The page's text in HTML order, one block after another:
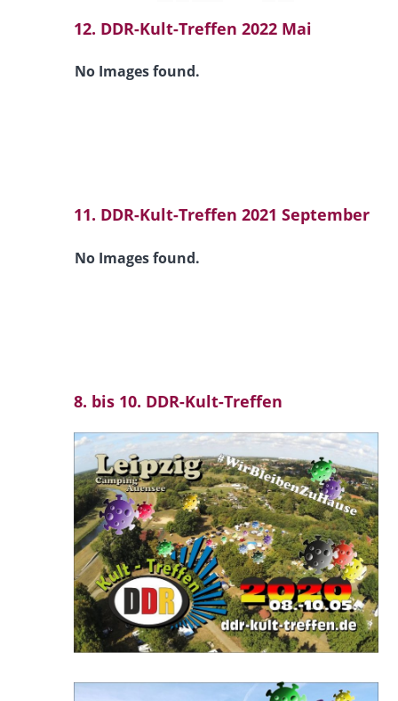
12. DDR-Kult-Treffen 2022 Mai
No Images found.
11. DDR-Kult-Treffen 2021 September
No Images found.
8. bis 10. DDR-Kult-Treffen